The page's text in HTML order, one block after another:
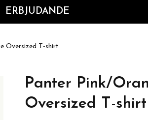
ERBJUDANDE
Oversized T-shirt
Panter Pink/
Oversized T-shirt